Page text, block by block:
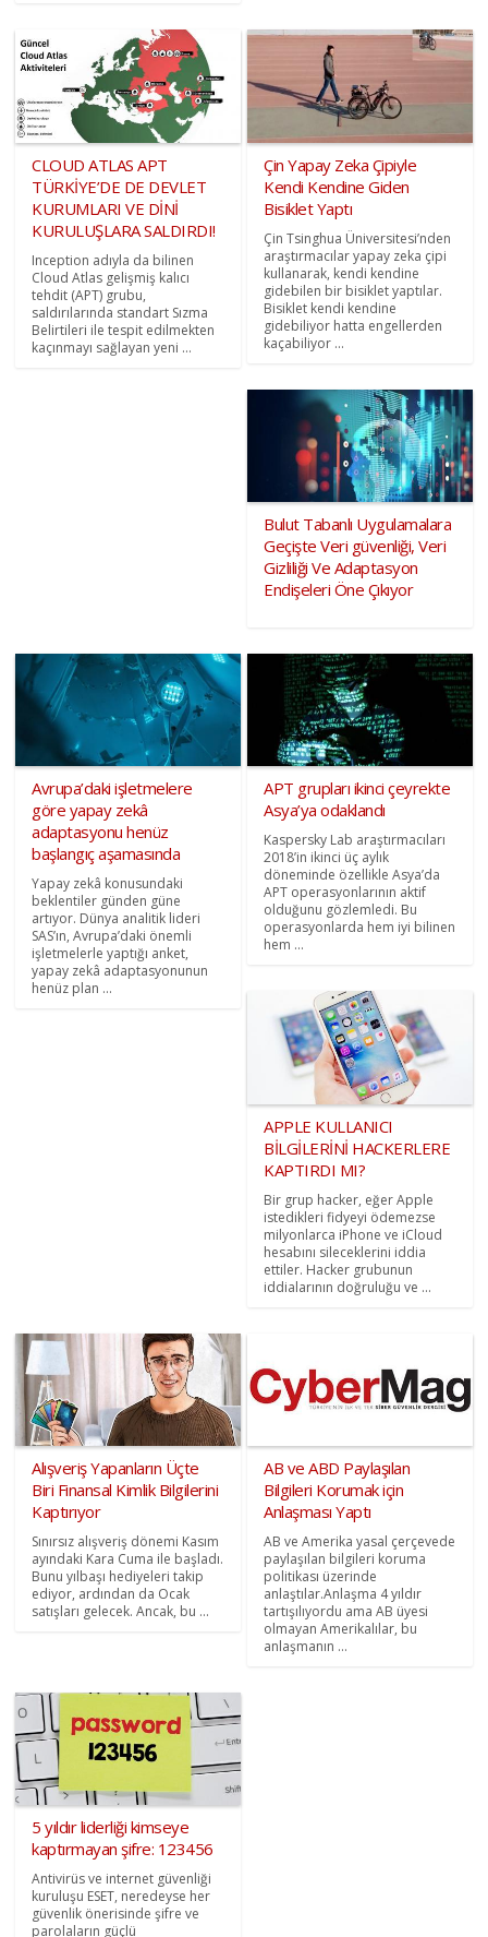
CLOUD ATLAS APT
TÜRKİYE’DE DE DEVLET
KURUMLARI VE DİNİ
KURULUŞLARA SALDIRDI!
Inception adıyla da bilinen
Cloud Atlas gelişmiş kalıcı
tehdit (APT) grubu,
saldırılarında standart Sızma
Belirtileri ile tespit edilmekten
kaçınmayı sağlayan yeni ...
Çin Yapay Zeka Çipiyle
Kendi Kendine Giden
Bisiklet Yaptı
Çin Tsinghua Üniversitesi’nden
araştırmacılar yapay zeka çipi
kullanarak, kendi kendine
gidebilen bir bisiklet yaptılar.
Bisiklet kendi kendine
gidebiliyor hatta engellerden
kaçabiliyor ...
Bulut Tabanlı Uygulamalara
Geçişte Veri güvenliği, Veri
Gizliliği Ve Adaptasyon
Endişeleri Öne Çıkıyor
Avrupa’daki işletmelere
göre yapay zekâ
adaptasyonu henüz
başlangıç aşamasında
Yapay zekâ konusundaki
beklentiler günden güne
artıyor. Dünya analitik lideri
SAS’ın, Avrupa’daki önemli
işletmelerle yaptığı anket,
yapay zekâ adaptasyonunun
henüz plan ...
APT grupları ikinci çeyrekte
Asya’ya odaklandı
Kaspersky Lab araştırmacıları
2018’in ikinci üç aylık
döneminde özellikle Asya’da
APT operasyonlarının aktif
olduğunu gözlemledi. Bu
operasyonlarda hem iyi bilinen
hem ...
APPLE KULLANICI
BİLGİLERİNİ HACKERLERE
KAPTIRDI MI?
Bir grup hacker, eğer Apple
istedikleri fidyeyi ödemezse
milyonlarca iPhone ve iCloud
hesabını sileceklerini iddia
ettiler. Hacker grubunun
iddialarının doğruluğu ve ...
Alışveriş Yapanların Üçte
Biri Finansal Kimlik Bilgilerini
Kaptırıyor
Sınırsız alışveriş dönemi Kasım
ayındaki Kara Cuma ile başladı.
Bunu yılbaşı hediyeleri takip
ediyor, ardından da Ocak
satışları gelecek. Ancak, bu ...
AB ve ABD Paylaşılan
Bilgileri Korumak için
Anlaşması Yaptı
AB ve Amerika yasal çerçevede
paylaşılan bilgileri koruma
politikası üzerinde
anlaştılar.Anlaşma 4 yıldır
tartışılıyordu ama AB üyesi
olmayan Amerikalılar, bu
anlaşmanın ...
5 yıldır liderliği kimseye
kaptırmayan şifre: 123456
Antivirüs ve internet güvenliği
kuruluşu ESET, neredeyse her
güvenlik önerisinde şifre ve
parolaların güçlü